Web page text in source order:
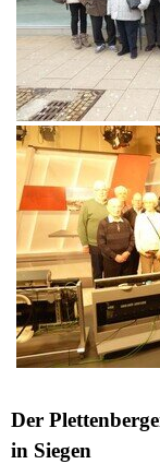
Der
in Siegen